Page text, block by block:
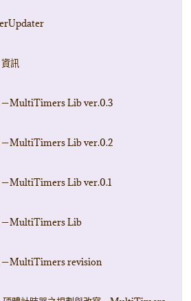
訊
MultiTimers Lib ver.0.3
MultiTimers Lib ver.0.2
MultiTimers Lib ver.0.1
－MultiTimers Lib
MultiTimers revision